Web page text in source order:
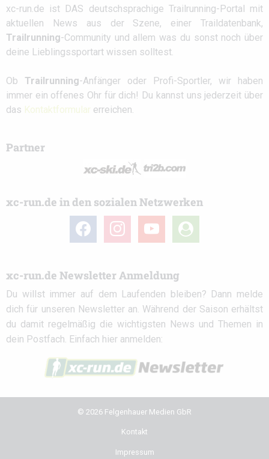
xc-run.de ist DAS deutschsprachige Trailrunning-Portal mit
aktuellen News aus der Szene, einer Traildatenbank,
Trailrunning-Community und allem was du sonst noch über
deine Lieblingssportart wissen solltest.
Ob Trailrunning-Anfänger oder Profi-Sportler, wir haben
immer ein offenes Ohr für dich! Du kannst uns jederzeit über
das Kontaktformular erreichen.
Partner
xc-run.de in den sozialen Netzwerken
facebook instagramyoutube
user-
circle
xc-run.de Newsletter Anmeldung
Du willst immer auf dem Laufenden bleiben? Dann melde
dich für unseren Newsletter an. Während der Saison erhältst
du damit regelmäßig die wichtigsten News und Themen in
dein Postfach. Einfach hier anmelden:
© 2026 Felgenhauer Medien GbR
Kontakt
Impressum